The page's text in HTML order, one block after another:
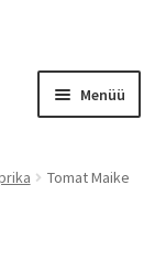
Menüü
Tomat Maike